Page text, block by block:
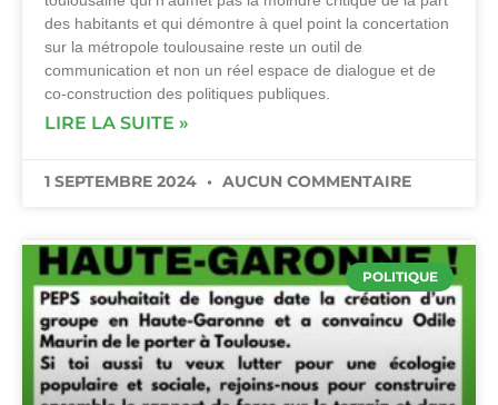
des habitants et qui démontre à quel point la concertation
sur la métropole toulousaine reste un outil de
communication et non un réel espace de dialogue et de
co-construction des politiques publiques.
LIRE LA SUITE »
1 SEPTEMBRE 2024 AUCUN COMMENTAIRE
POLITIQUE